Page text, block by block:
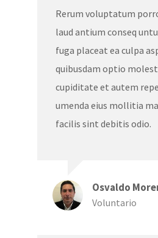
Rerum voluptatum
laud antium conseq
fuga placeat ea culpa
quibusdam optio
cupiditate et autem
umenda eius mollitia
facilis sint debitis odio.
Osvaldo
Voluntario